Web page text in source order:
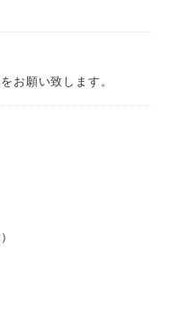
お願い致します。